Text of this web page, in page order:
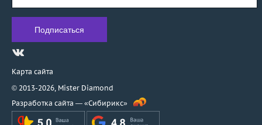
Карта сайта
© 2013-2026, Mister Diamond
Разработка сайта — «Сибирикс»